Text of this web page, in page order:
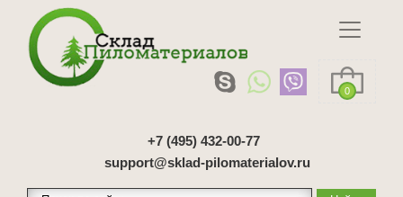
0
+7 (495) 432-00-77
support@sklad-pilomaterialov.ru